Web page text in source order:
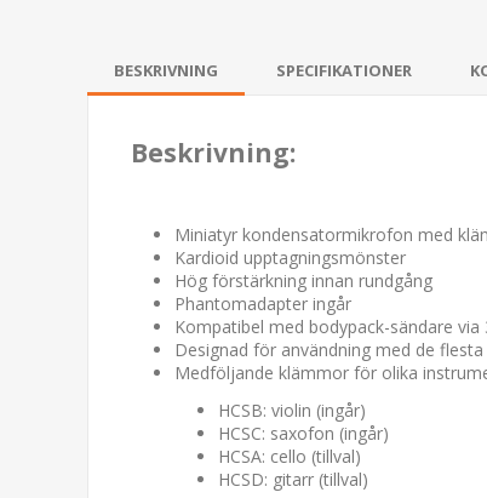
BESKRIVNING SPECIFIKATIONER
Beskrivning:
Miniatyr kondensatormikrofon med
Kardioid upptagningsmönster
Hög förstärkning innan rundgång
Phantomadapter ingår
Kompatibel med bodypack-sändare
Designad för användning med de
Medföljande klämmor för olika
HCSB: violin (ingår)
HCSC: saxofon (ingår)
HCSA: cello (tillval)
HCSD: gitarr (tillval)